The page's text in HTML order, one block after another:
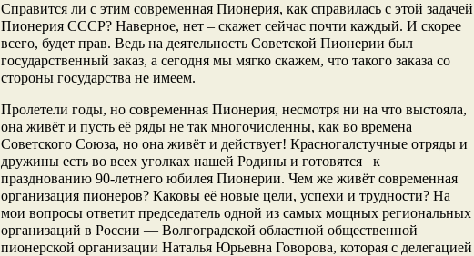
Справится ли с этим современная Пионерия, как справилась с этой задачей
Пионерия СССР? Наверное, нет – скажет сейчас почти каждый. И скорее
всего, будет прав. Ведь на деятельность Советской Пионерии был
государственный заказ, а сегодня мы мягко скажем, что такого заказа со
стороны государства не имеем.
Пролетели годы, но современная Пионерия, несмотря ни на что выстояла,
она живёт и пусть её ряды не так многочисленны, как во времена
Советского Союза, но она живёт и действует! Красногалстучные отряды и
дружины есть во всех уголках нашей Родины и готовятся к
празднованию 90-летнего юбилея Пионерии. Чем же живёт современная
организация пионеров? Каковы её новые цели, успехи и трудности? На
мои вопросы ответит председатель одной из самых мощных региональных
организаций в России — Волгоградской областной общественной
пионерской организации Наталья Юрьевна Говорова, которая с делегацией